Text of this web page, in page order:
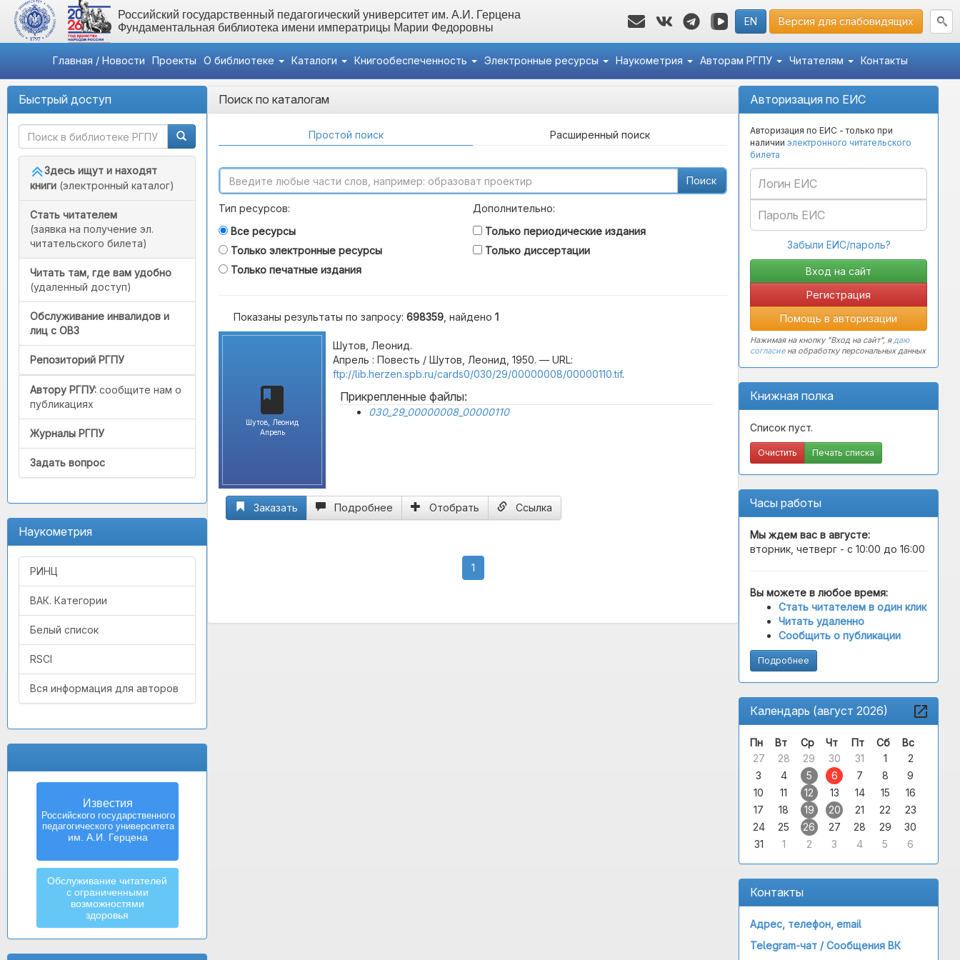
Российский государственный педагогический университет им. А.И. Герцена
Фундаментальная библиотека имени императрицы Марии Федоровны
EN Версия для слабовидящих
Главная / Новости Проекты О библиотеке Каталоги Книгообеспеченность Электронные ресурсы Наукометрия Авторам РГПУ Читателям Контакты
Быстрый доступ
Здесь ищут и находят
книги (электронный каталог)
Стать читателем
(заявка на получение эл.
читательского билета)
Читать там, где вам удобно
(удаленный доступ)
Обслуживание инвалидов и
лиц с ОВЗ
Репозиторий РГПУ
Автору РГПУ: сообщите нам о
публикациях
Журналы РГПУ
Задать вопрос
Наукометрия
РИНЦ
ВАК. Категории
Белый список
RSCI
Вся информация для авторов
Известия
Российского государственного
педагогического университета
им. А.И. Герцена
Обслуживание читателей
с ограниченными
возможностями
здоровья
Авторизация по ЕИС
Авторизация по ЕИС - только при
наличии электронного читательского
билета
Забыли ЕИС/пароль?
Регистрация
Помощь в авторизации
Нажимая на кнопку "Вход на сайт", ядаю
согласиена обработку персональных данных
Книжная полка
Список пуст.
Очистить Печать списка
Часы работы
Мы ждем вас в августе:
вторник, четверг - с 10:00 до 16:00
Вы можете в любое время:
Стать читателем в один клик
Читать удаленно
Сообщить о публикации
Подробнее
Календарь (август 2026)
Пн Вт Ср Чт Пт Сб
Вс
27
28 29 30 31 1
2
3
4 5 6 7 8
9
10
11 12 13 14 15
16
17
18 19 20 21 22
23
24
25 26 27 28 29
30
31
1 2 3 4 5 6
Контакты
Адрес, телефон, email
Telegram-чат /Сообщения ВК
Поиск по каталогам
Простой поиск Расширенный поиск
Поиск
Тип ресурсов:
Все ресурсы
Только электронные ресурсы
Только печатные издания
Дополнительно:
Только периодические издания
Только диссертации
Показаны результаты по запросу: 698359 , найдено 1
Шутов, Леонид
Апрель
Шутов, Леонид.
Апрель : Повесть / Шутов, Леонид, 1950. — URL:
ftp://lib.herzen.spb.ru/cards0/030/29/00000008/00000110.tif.
Прикрепленные файлы:
030_29_00000008_00000110
Заказать Подробнее Отобрать Ссылка
1(current)